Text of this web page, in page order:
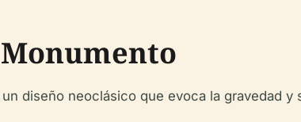
diseño neoclásico que evoca la gravedad